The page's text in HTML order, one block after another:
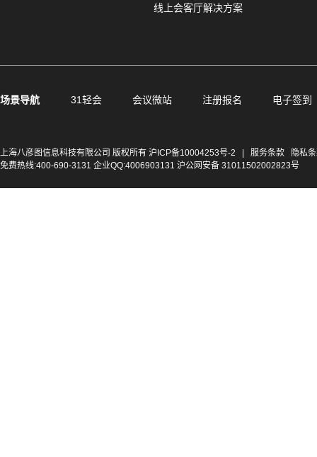
线上会客厅解决方案
场景导航 31轻会 会议微站 注册报名 电子签到
上海八彦图信息科技有限公司 版权所有 沪ICP备10004253号-2 服务条款
隐私
免费热线:400-690-3131 企业QQ:4006903131 沪公网安备 31011502002823号